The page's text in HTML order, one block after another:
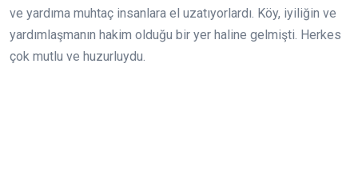
ve yardıma muhtaç insanlara el uzatıyorlardı. Köy, iyiliğin ve
yardımlaşmanın hakim olduğu bir yer haline gelmişti. Herkes
çok mutlu ve huzurluydu.